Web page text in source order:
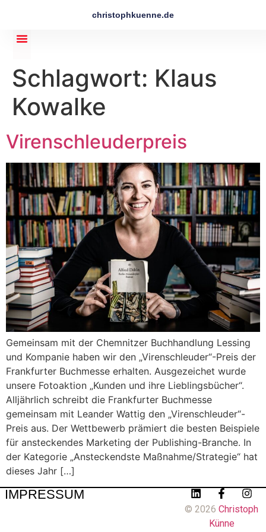
christophkuenne.de
Schlagwort: Klaus
Kowalke
Virenschleuderpreis
Gemeinsam mit der Chemnitzer Buchhandlung Lessing
und Kompanie haben wir den „Virenschleuder“-Preis der
Frankfurter Buchmesse erhalten. Ausgezeichet wurde
unsere Fotoaktion „Kunden und ihre Lieblingsbücher“.
Alljährlich schreibt die Frankfurter Buchmesse
gemeinsam mit Leander Wattig den „Virenschleuder“-
Preis aus. Der Wettbewerb prämiert die besten Beispiele
für ansteckendes Marketing der Publishing-Branche. In
der Kategorie „Ansteckendste Maßnahme/Strategie“ hat
dieses Jahr […]
IMPRESSUM
© 2026Christoph
Künne